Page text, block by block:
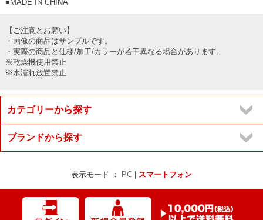
■MADE IN CHINA
【ご注意とお願い】
・画像の商品はサンプルです。
・実際の商品と仕様/加工/カラーが若干異なる場合があります。
※乾燥機使用禁止
※水濡れ放置禁止
カテゴリーから探す
ブランドから探す
表示モード ： PC スマートフォン